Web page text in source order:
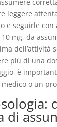
leggere
e seguirle con
mg, da
dell’attività
più di una
è
o un
di